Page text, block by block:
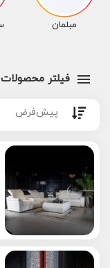
مبلمان
فیلتر محصولات
پیش‌فرض